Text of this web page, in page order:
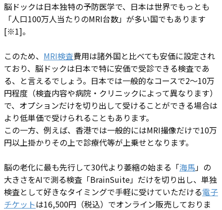
脳ドックは日本独特の予防医学で、日本は世界でもっとも
「人口100万人当たりのMRI台数」が多い国でもあります
[※1]。
このため、 MRI検査費用は諸外国と比べても安価に設定され
ており、脳ドックは日本で特に安価で受診できる検査であ
る、と言えるでしょう。日本では一般的なコースで2～10万
円程度（検査内容や病院・クリニックによって異なります）
で、オプションだけを切り出して受けることができる場合は
より低単価で受けられることもあります。
この一方、例えば、香港では一般的にはMRI撮像だけで10万
円以上掛かりその上で診療代等が上乗せとなります。
脳の老化に最も先行して30代より萎縮の始まる「海馬」の
大きさをAIで測る検査「BrainSuite」だけを切り出し、単独
検査として好きなタイミングで手軽に受けていただける電子
チケットは16,500円（税込）でオンライン販売しておりま